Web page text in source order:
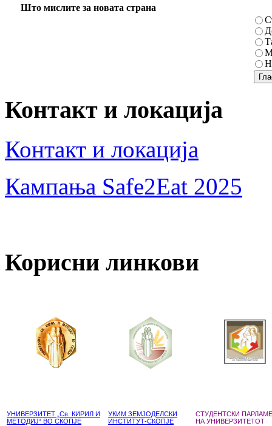
Што мислите за новата страна
Контакт и локација
Контакт и локација
Кампања Safe2Eat 2025
Корисни линкови
УНИВЕРЗИТЕТ „Св. КИРИЛ И
МЕТОДИЈ“ ВО СКОПЈЕ
УКИМ ЗЕМЈОДЕЛСКИ
ИНСТИТУТ-СКОПЈЕ
СТУДЕНТСКИ
НА УНИВЕРЗИТЕТОТ